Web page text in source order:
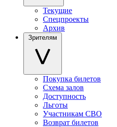
Текущие
Спецпроекты
Архив
Зрителям
Покупка билетов
Схема залов
Доступность
Льготы
Участникам СВО
Возврат билетов